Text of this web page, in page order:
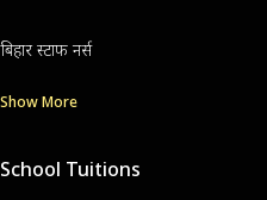
बिहार स्टाफ नर्स
Show More
School Tuitions